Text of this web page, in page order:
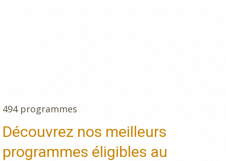
494 programmes
Découvrez nos meilleurs
programmes éligibles au